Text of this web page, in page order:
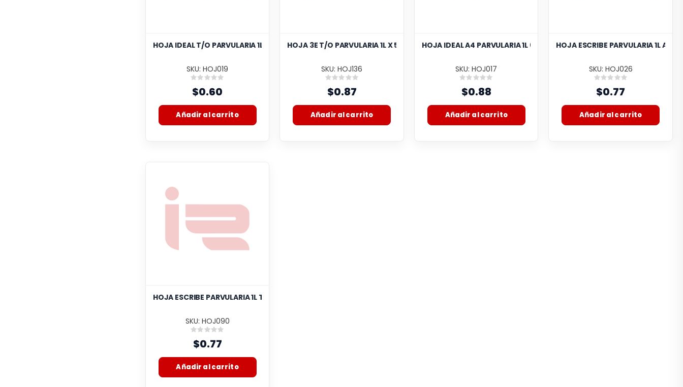
HOJA IDEAL T/O PARVULARIA 1L 60GR 50
SKU: HOJ019
Rating:
0%
$0.60
Añadir al carrito
HOJA 3E T/O PARVULARIA 1L X 50
SKU: HOJ136
Rating:
0%
$0.87
Añadir al carrito
HOJA IDEAL A4 PARVULARIA 1L 60GR X 50
SKU: HOJ017
Rating:
0%
$0.88
Añadir al carrito
HOJA ESCRIBE PARVULARIA 1L A4 X
SKU: HOJ026
Rating:
0%
$0.77
Añadir al carrito
HOJA ESCRIBE PARVULARIA 1L T/O X 50
SKU: HOJ090
Rating:
0%
$0.77
Añadir al carrito